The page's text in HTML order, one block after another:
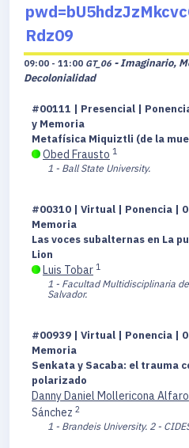
Rdz09
09:00 - 11:00 GT_06 - Imaginario,
Decolonialidad
#00111 | Presencial |
y Memoria
Metafísica Miquiztli (de la
Obed Frausto 1
1 - Ball State University.
#00310 | Virtual | Ponencia |
Memoria
Las voces subalternas en La
Lion
Luis Tobar 1
1 - Facultad Multidisciplinaria
Salvador.
#00939 | Virtual | Ponencia |
Memoria
Senkata y Sacaba: el trauma
polarizado
Danny Daniel Mollericona Alfaro
Sánchez 2
1 - Brandeis University. 2 -